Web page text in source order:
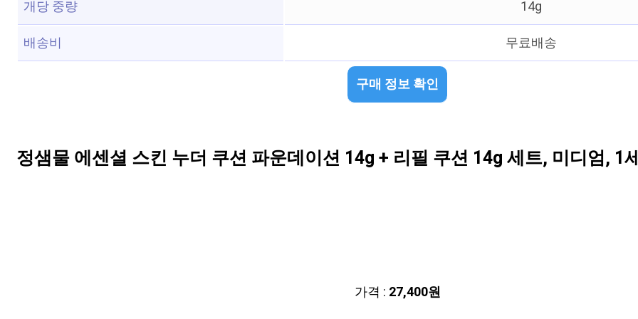
개당 중량
14g
배송비
무료배송
구매 정보 확인
정샘물 에센셜 스킨 누더 쿠션 파운데이션 14g + 리필 쿠션 14g 세트, 미디엄, 1
가격 : 27,400원